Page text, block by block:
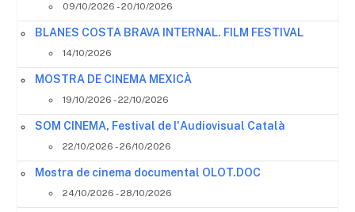
09/10/2026 - 20/10/2026
BLANES COSTA BRAVA INTERNAL. FILM FESTIVAL
14/10/2026
MOSTRA DE CINEMA MEXICÀ
19/10/2026 - 22/10/2026
SOM CINEMA, Festival de l'Audiovisual Català
22/10/2026 - 26/10/2026
Mostra de cinema documental OLOT.DOC
24/10/2026 - 28/10/2026